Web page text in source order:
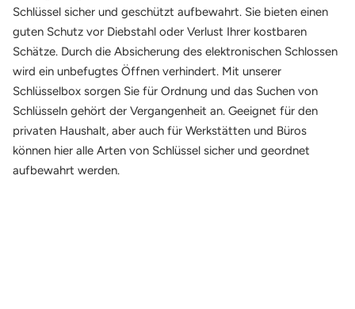
Schlüssel sicher und geschützt aufbewahrt. Sie bieten einen
guten Schutz vor Diebstahl oder Verlust Ihrer kostbaren
Schätze. Durch die Absicherung des elektronischen Schlossen
wird ein unbefugtes Öffnen verhindert. Mit unserer
Schlüsselbox sorgen Sie für Ordnung und das Suchen von
Schlüsseln gehört der Vergangenheit an. Geeignet für den
privaten Haushalt, aber auch für Werkstätten und Büros
können hier alle Arten von Schlüssel sicher und geordnet
aufbewahrt werden.